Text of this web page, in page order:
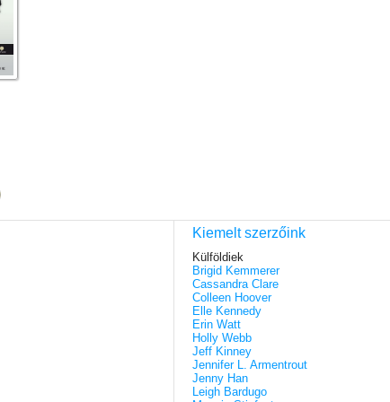
Kiemelt szerzőink
Külföldiek
Brigid Kemmerer
Cassandra Clare
Colleen Hoover
Elle Kennedy
Erin Watt
Holly Webb
Jeff Kinney
Jennifer L. Armentrout
Jenny Han
Leigh Bardugo